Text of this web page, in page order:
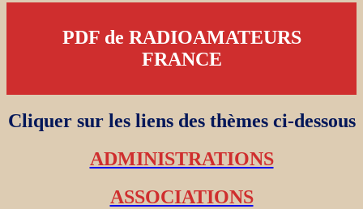
PDF de RADIOAMATEURS
FRANCE
Cliquer sur les liens des thèmes ci-dessous
ADMINISTRATIONS
ASSOCIATIONS